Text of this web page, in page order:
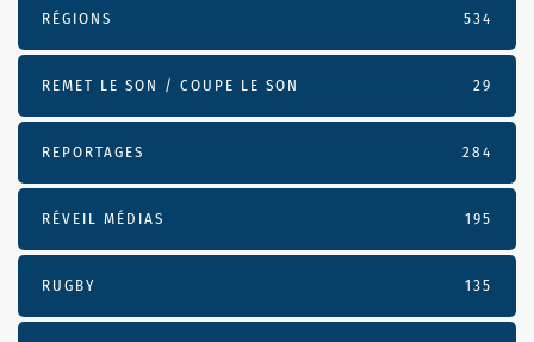
RÉGIONS 534
REMET LE SON / COUPE LE SON 29
REPORTAGES 284
RÉVEIL MÉDIAS 195
RUGBY 135